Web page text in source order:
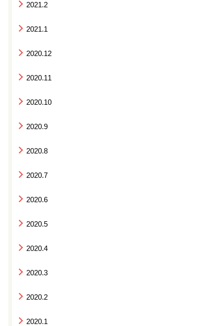
2021.2
2021.1
2020.12
2020.11
2020.10
2020.9
2020.8
2020.7
2020.6
2020.5
2020.4
2020.3
2020.2
2020.1